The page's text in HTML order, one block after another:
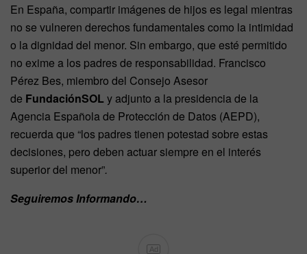
En España, compartir imágenes de hijos es legal mientras
no se vulneren derechos fundamentales como la intimidad
o la dignidad del menor. Sin embargo, que esté permitido
no exime a los padres de responsabilidad. Francisco
Pérez Bes, miembro del Consejo Asesor
de FundaciónSOLy adjunto a la presidencia de la
Agencia Española de Protección de Datos (AEPD),
recuerda que “los padres tienen potestad sobre estas
decisiones, pero deben actuar siempre en el interés
superior del menor”.
Seguiremos Informando…
Ad